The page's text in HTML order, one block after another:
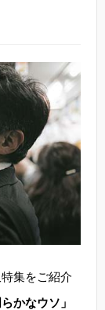
集をご紹介
らかなウソ」